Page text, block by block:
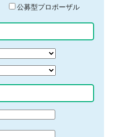
公募型プロポーザル